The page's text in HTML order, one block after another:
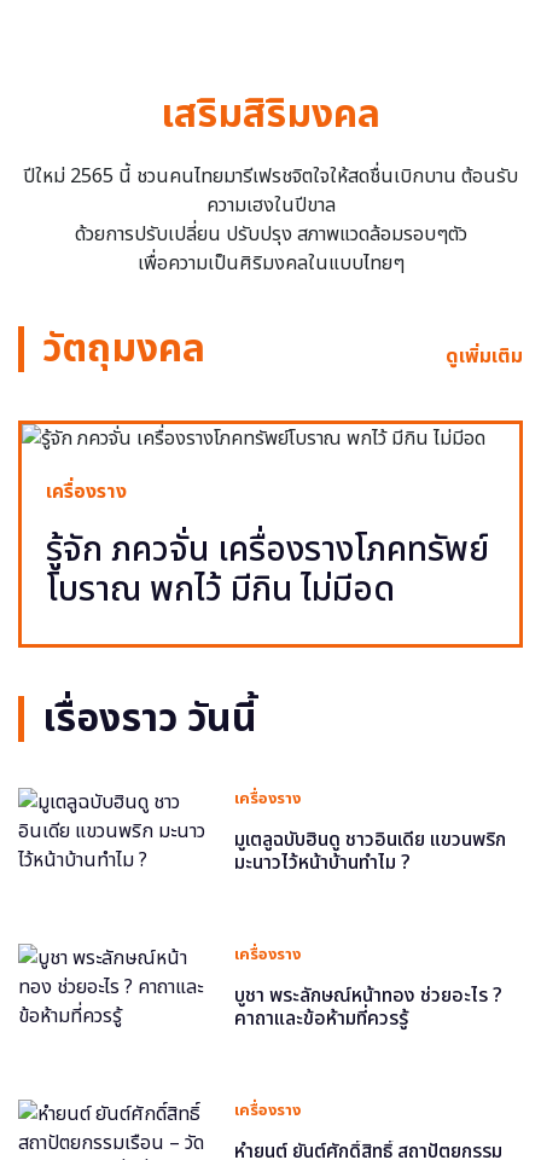
เสริมสิริมงคล
ปีใหม่ 2565 นี้ ชวนคนไทยมารีเฟรชจิตใจให้สดชื่นเบิกบาน ต้อนรับ
ความเฮงในปีขาล
ด้วยการปรับเปลี่ยน ปรับปรุง สภาพแวดล้อมรอบๆตัว
เพื่อความเป็นศิริมงคลในแบบไทยๆ
วัตถุมงคล ดูเพิ่มเติม
เครื่องราง
รู้จัก ภควจั่น เครื่องรางโภคทรัพย์
โบราณ พกไว้ มีกิน ไม่มีอด
เรื่องราว วันนี้
เครื่องราง
มูเตลูฉบับฮินดู ชาวอินเดีย แขวนพริก
มะนาวไว้หน้าบ้านทำไม ?
เครื่องราง
บูชา พระลักษณ์หน้าทอง ช่วยอะไร ?
คาถาและข้อห้ามที่ควรรู้
เครื่องราง
หำยนต์ ยันต์ศักดิ์สิทธิ์ สถาปัตยกรรม